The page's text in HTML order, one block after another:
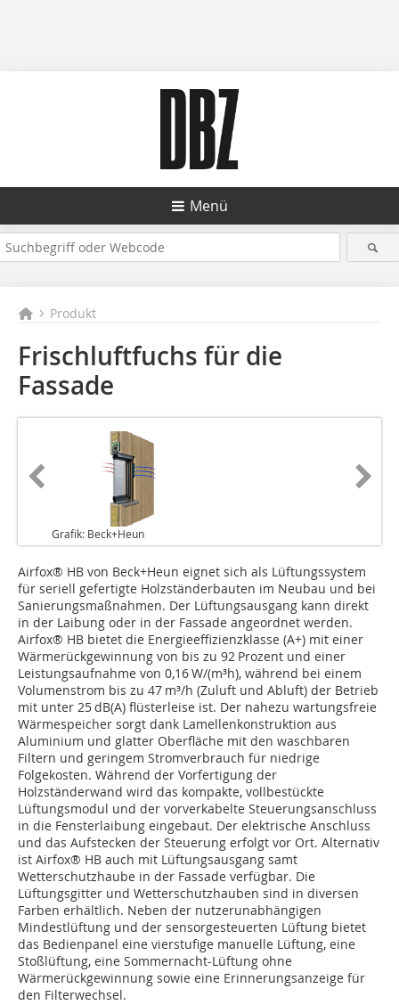
Menü
Produkt
Frischluftfuchs für die
Fassade
Grafik: Beck+Heun
Airfox® HB von Beck+Heun eignet sich als Lüftungssystem
für seriell gefertigte Holzständerbauten im Neubau und bei
Sanierungsmaßnahmen. Der Lüftungsausgang kann direkt
in der Laibung oder in der Fassade angeordnet werden.
Airfox® HB bietet die Energieeffizienzklasse (A+) mit einer
Wärmerückgewinnung von bis zu 92 Prozent und einer
Leistungsaufnahme von 0,16 W/(m³h), während bei einem
Volumenstrom bis zu 47 m³/h (Zuluft und Abluft) der Betrieb
mit unter 25 dB(A) flüsterleise ist. Der nahezu wartungsfreie
Wärmespeicher sorgt dank Lamellenkonstruktion aus
Aluminium und glatter Oberfläche mit den waschbaren
Filtern und geringem Stromverbrauch für niedrige
Folgekosten. Während der Vorfertigung der
Holzständerwand wird das kompakte, vollbestückte
Lüftungsmodul und der vorverkabelte Steuerungsanschluss
in die Fensterlaibung eingebaut. Der elektrische Anschluss
und das Aufstecken der Steuerung erfolgt vor Ort. Alternativ
ist Airfox® HB auch mit Lüftungsausgang samt
Wetterschutzhaube in der Fassade verfügbar. Die
Lüftungsgitter und Wetterschutzhauben sind in diversen
Farben erhältlich. Neben der nutzerunabhängigen
Mindestlüftung und der sensorgesteuerten Lüftung bietet
das Bedienpanel eine vierstufige manuelle Lüftung, eine
Stoßlüftung, eine Sommernacht-Lüftung ohne
Wärmerückgewinnung sowie eine Erinnerungsanzeige für
den Filterwechsel.